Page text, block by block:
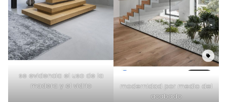
se evidencia el uso de la
madera y el vidrio
modernidad por medio del
acabado